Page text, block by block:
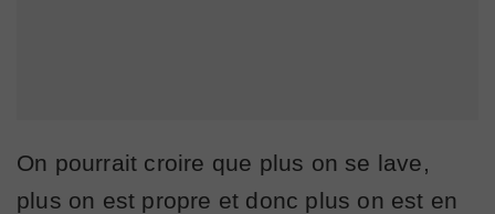
On pourrait croire que plus on se lave,
plus on est propre et donc plus on est en